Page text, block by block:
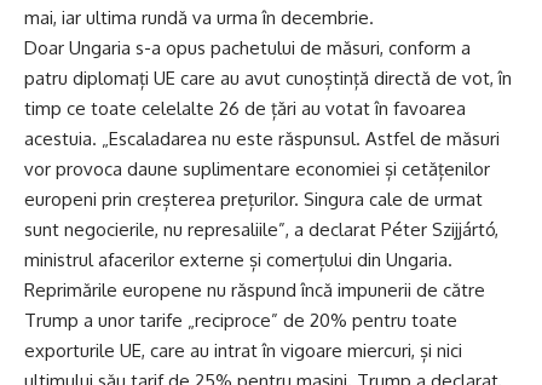
mai, iar ultima rundă va urma în decembrie.
Doar Ungaria s-a opus pachetului de măsuri, conform a
patru diplomați UE care au avut cunoștință directă de vot, în
timp ce toate celelalte 26 de țări au votat în favoarea
acestuia. „Escaladarea nu este răspunsul. Astfel de măsuri
vor provoca daune suplimentare economiei și cetățenilor
europeni prin creșterea prețurilor. Singura cale de urmat
sunt negocierile, nu represaliile”, a declarat Péter Szijjártó,
ministrul afacerilor externe și comerțului din Ungaria.
Reprimările europene nu răspund încă impunerii de către
Trump a unor tarife „reciproce” de 20% pentru toate
exporturile UE, care au intrat în vigoare miercuri, și nici